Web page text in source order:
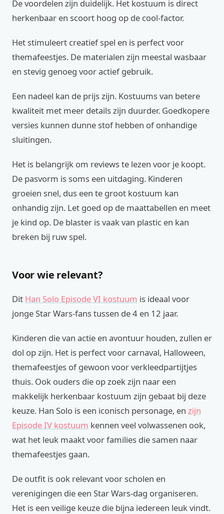
De voordelen zijn duidelijk. Het kostuum is direct
herkenbaar en scoort hoog op de cool-factor.
Het stimuleert creatief spel en is perfect voor
themafeestjes. De materialen zijn meestal wasbaar
en stevig genoeg voor actief gebruik.
Een nadeel kan de prijs zijn. Kostuums van betere
kwaliteit met meer details zijn duurder. Goedkopere
versies kunnen dunne stof hebben of onhandige
sluitingen.
Het is belangrijk om reviews te lezen voor je koopt.
De pasvorm is soms een uitdaging. Kinderen
groeien snel, dus een te groot kostuum kan
onhandig zijn. Let goed op de maattabellen en meet
je kind op. De blaster is vaak van plastic en kan
breken bij ruw spel.
Voor wie relevant?
Dit Han Solo Episode VI kostuum is ideaal voor
jonge Star Wars-fans tussen de 4 en 12 jaar.
Kinderen die van actie en avontuur houden, zullen er
dol op zijn. Het is perfect voor carnaval, Halloween,
themafeestjes of gewoon voor verkleedpartijtjes
thuis. Ook ouders die op zoek zijn naar een
makkelijk herkenbaar kostuum zijn gebaat bij deze
keuze. Han Solo is een iconisch personage, en zijn
Episode IV kostuum kennen veel volwassenen ook,
wat het leuk maakt voor families die samen naar
themafeestjes gaan.
De outfit is ook relevant voor scholen en
verenigingen die een Star Wars-dag organiseren.
Het is een veilige keuze die bijna iedereen leuk vindt.